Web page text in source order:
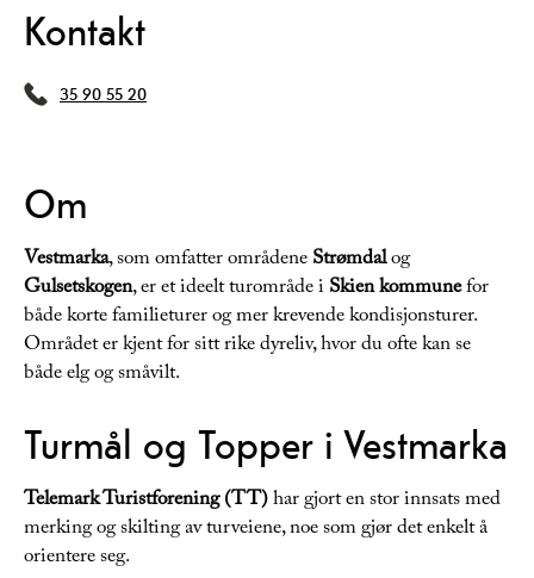
Kontakt
35 90 55 20
Om
Vestmarka, som omfatter områdeneStrømdalog
Gulsetskogen, er et ideelt turområde i Skien kommunefor
både korte familieturer og mer krevende kondisjonsturer.
Området er kjent for sitt rike dyreliv, hvor du ofte kan se
både elg og småvilt.
Turmål og Topper i Vestmarka
Telemark Turistforening (TT)har gjort en stor innsats med
merking og skilting av turveiene, noe som gjør det enkelt å
orientere seg.